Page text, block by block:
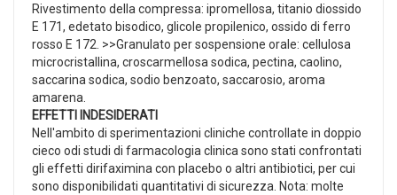
Rivestimento della compressa: ipromellosa, titanio diossido
E 171, edetato bisodico, glicole propilenico, ossido di ferro
rosso E 172. >>Granulato per sospensione orale: cellulosa
microcristallina, croscarmellosa sodica, pectina, caolino,
saccarina sodica, sodio benzoato, saccarosio, aroma
amarena.
EFFETTI INDESIDERATI
Nell'ambito di sperimentazioni cliniche controllate in doppio
cieco odi studi di farmacologia clinica sono stati confrontati
gli effetti dirifaximina con placebo o altri antibiotici, per cui
sono disponibilidati quantitativi di sicurezza. Nota: molte